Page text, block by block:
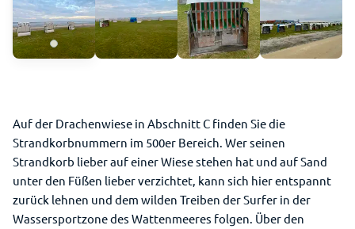
Auf der Drachenwiese in Abschnitt C finden Sie die
Strandkorbnummern im 500er Bereich. Wer seinen
Strandkorb lieber auf einer Wiese stehen hat und auf Sand
unter den Füßen lieber verzichtet, kann sich hier entspannt
zurück lehnen und dem wilden Treiben der Surfer in der
Wassersportzone des Wattenmeeres folgen. Über den